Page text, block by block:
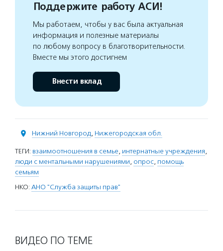
Поддержите работу АСИ!
Мы работаем, чтобы у вас была актуальная
информация и полезные материалы
по любому вопросу в благотворительности.
Вместе мы этого достигнем
Внести вклад
Нижний Новгород, Нижегородская обл.
ТЕГИ: взаимоотношения в семье, интернатные учреждения,
люди с ментальными нарушениями, опрос, помощь
семьям
НКО: АНО "Служба защиты прав"
ВИДЕО ПО ТЕМЕ